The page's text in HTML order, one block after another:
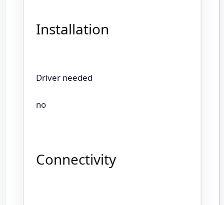
Installation
Driver needed
no
Connectivity